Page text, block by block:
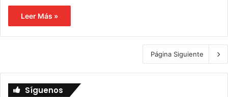
Leer Más »
Página Siguiente
Síguenos